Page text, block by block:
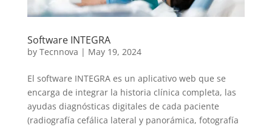
Software INTEGRA
by Tecnnova | May 19, 2024
El software INTEGRA es un aplicativo web que se
encarga de integrar la historia clínica completa, las
ayudas diagnósticas digitales de cada paciente
(radiografía cefálica lateral y panorámica, fotografía